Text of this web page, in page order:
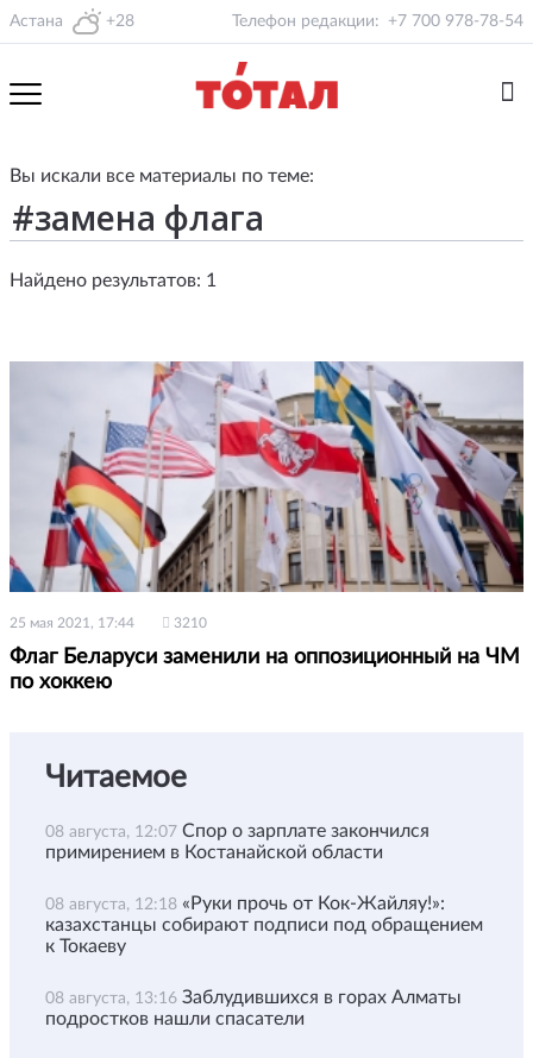
Астана +28 Телефон редакции: +7 700 978-78-54
Вы искали все материалы по теме:
Найдено результатов: 1
25 мая 2021, 17:44 3210
Флаг Беларуси заменили на оппозиционный на ЧМ
по хоккею
Читаемое
08 августа, 12:07 Спор о зарплате закончился
примирением в Костанайской области
08 августа, 12:18 «Руки прочь от Кок-Жайляу!»:
казахстанцы собирают подписи под обращением
к Токаеву
08 августа, 13:16 Заблудившихся в горах Алматы
подростков нашли спасатели